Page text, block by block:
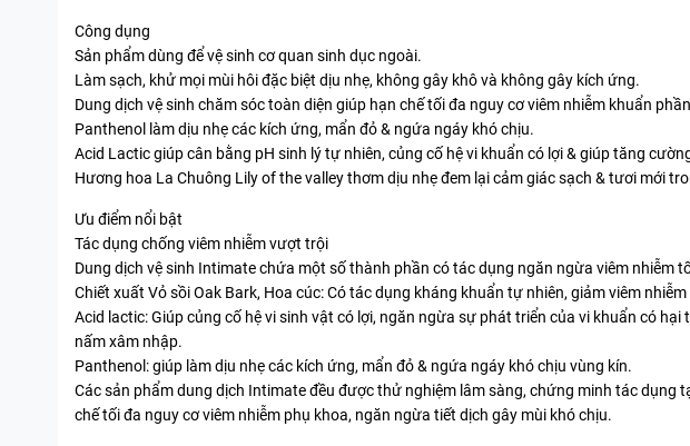
Công dụng
Sản phẩm dùng để vệ sinh cơ quan sinh dục ngoài.
Làm sạch, khử mọi mùi hôi đặc biệt dịu nhẹ, không gây khô và không gây kích ứng.
Dung dịch vệ sinh chăm sóc toàn diện giúp hạn chế tối đa nguy cơ viêm nhiễm khuẩn
Panthenol làm dịu nhẹ các kích ứng, mẩn đỏ & ngứa ngáy khó chịu.
Acid Lactic giúp cân bằng pH sinh lý tự nhiên, củng cố hệ vi khuẩn có lợi & giúp tăng
Hương hoa La Chuông Lily of the valley thơm dịu nhẹ đem lại cảm giác sạch & tươi mới
Ưu điểm nổi bật
Tác dụng chống viêm nhiễm vượt trội
Dung dịch vệ sinh Intimate chứa một số thành phần có tác dụng ngăn ngừa viêm nhiễm
Chiết xuất Vỏ sồi Oak Bark, Hoa cúc: Có tác dụng kháng khuẩn tự nhiên, giảm viêm
Acid lactic: Giúp củng cố hệ vi sinh vật có lợi, ngăn ngừa sự phát triển của vi khuẩn có
nấm xâm nhập.
Panthenol: giúp làm dịu nhẹ các kích ứng, mẩn đỏ & ngứa ngáy khó chịu vùng kín.
Các sản phẩm dung dịch Intimate đều được thử nghiệm lâm sàng, chứng minh tác dụng
chế tối đa nguy cơ viêm nhiễm phụ khoa, ngăn ngừa tiết dịch gây mùi khó chịu.